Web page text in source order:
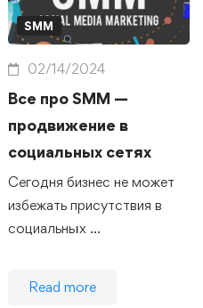
SMM
02/14/2024
Все про SMM —
продвижение в
социальных сетях
Сегодня бизнес не может
избежать присутствия в
социальных …
Read more